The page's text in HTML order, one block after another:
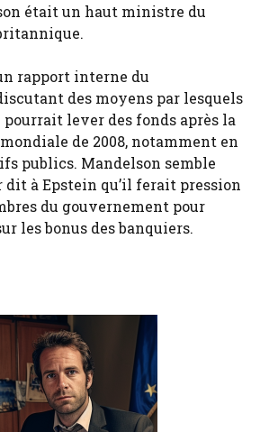
était un haut ministre du
rapport interne du
des moyens par lesquels
lever des fonds après la
de 2008, notamment en
publics. Mandelson semble
à Epstein qu’il ferait pression
du gouvernement pour
les bonus des banquiers.